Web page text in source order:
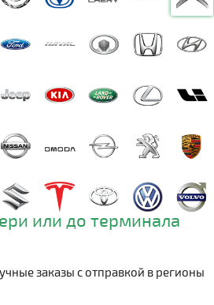
или до терминала
заказы с отправкой в регионы